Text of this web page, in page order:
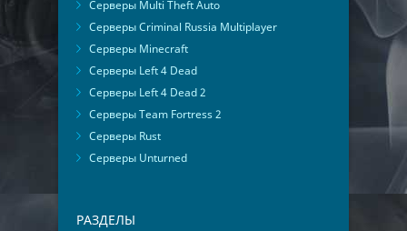
Серверы Multi Theft Auto
Серверы Criminal Russia Multiplayer
Серверы Minecraft
Серверы Left 4 Dead
Серверы Left 4 Dead 2
Серверы Team Fortress 2
Серверы Rust
Серверы Unturned
РАЗДЕЛЫ